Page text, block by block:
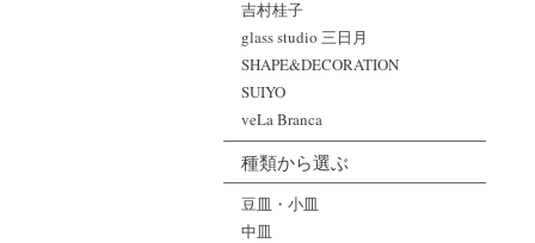
吉村桂子
glass studio 三日月
SHAPE&DECORATION
SUIYO
veLa Branca
種類から選ぶ
豆皿・小皿
中皿